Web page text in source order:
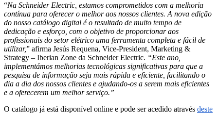
“Na Schneider Electric, estamos comprometidos com a melhoria
contínua para oferecer o melhor aos nossos clientes. A nova edição
do nosso catálogo digital é o resultado de muito tempo de
dedicação e esforço, com o objetivo de proporcionar aos
profissionais do setor elétrico uma ferramenta completa e fácil de
utilizar,” afirma Jesús Requena, Vice-President, Marketing &
Strategy – Iberian Zone da Schneider Electric. “Este ano,
implementámos melhorias tecnológicas significativas para que a
pesquisa de informação seja mais rápida e eficiente, facilitando o
dia a dia dos nossos clientes e ajudando-os a serem mais eficientes
e a oferecerem um melhor serviço.”
O catálogo já está disponível online e pode ser acedido através deste